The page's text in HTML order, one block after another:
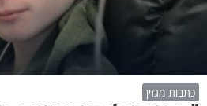
כתבות מגזין